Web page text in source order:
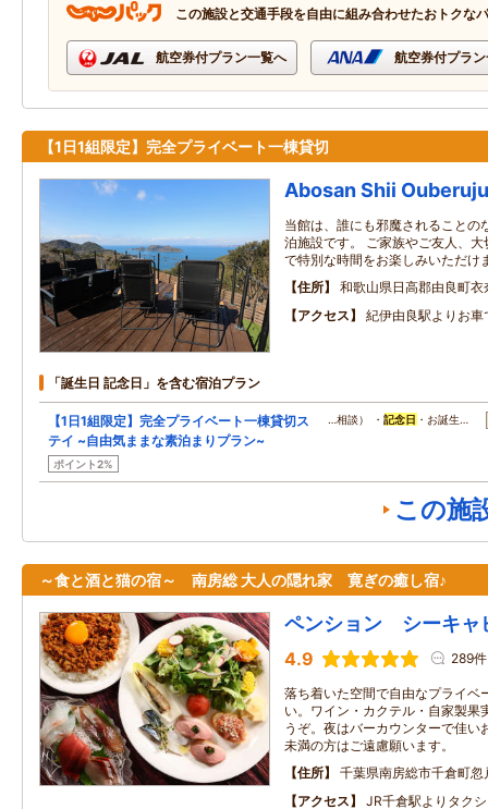
この施設と交通手段を自由に組み合わせたおトクな
航空券付プラン一覧へ 航空券付プラ
【1日1組限定】完全プライベート一棟貸切
Abosan Shii Ouberuju
当館は、誰にも邪魔されることの
泊施設です。 ご家族やご友人、
で特別な時間をお楽しみいただけ
住所
和歌山県日高郡由良町衣
アクセス
紀伊由良駅よりお車
「誕生日 記念日」を含む宿泊プラン
【1日1組限定】完全プライベート一棟貸切ス
テイ ~自由気ままな素泊まりプラン~
ポイント2%
…相談） ・記念日 ・お誕生…
この施
～食と酒と猫の宿～ 南房総 大人の隠れ家 寛ぎの癒し宿♪
ペンション シーキャ
4.9 289件
落ち着いた空間で自由なプライベ
い。ワイン・カクテル・自家製果
うぞ。夜はバーカウンターで佳
未満の方はご遠慮願います。
住所
千葉県南房総市千倉町
アクセス
JR千倉駅よりタク